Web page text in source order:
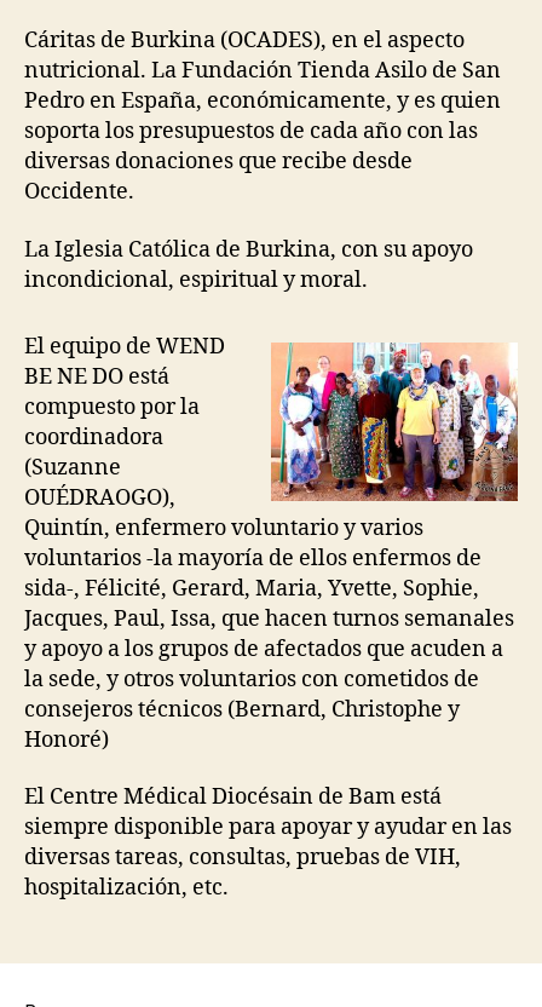
Cáritas de Burkina (OCADES), en el aspecto
nutricional. La Fundación Tienda Asilo de San
Pedro en España, económicamente, y es quien
soporta los presupuestos de cada año con las
diversas donaciones que recibe desde
Occidente.
La Iglesia Católica de Burkina, con su apoyo
incondicional, espiritual y moral.
El equipo de WEND
BE NE DO está
compuesto por la
coordinadora
(Suzanne
OUÉDRAOGO),
Quintín, enfermero voluntario y varios
voluntarios -la mayoría de ellos enfermos de
sida-, Félicité, Gerard, Maria, Yvette, Sophie,
Jacques, Paul, Issa, que hacen turnos semanales
y apoyo a los grupos de afectados que acuden a
la sede, y otros voluntarios con cometidos de
consejeros técnicos (Bernard, Christophe y
Honoré)
El Centre Médical Diocésain de Bam está
siempre disponible para apoyar y ayudar en las
diversas tareas, consultas, pruebas de VIH,
hospitalización, etc.